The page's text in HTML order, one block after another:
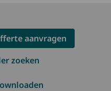
aanvragen
zoeken